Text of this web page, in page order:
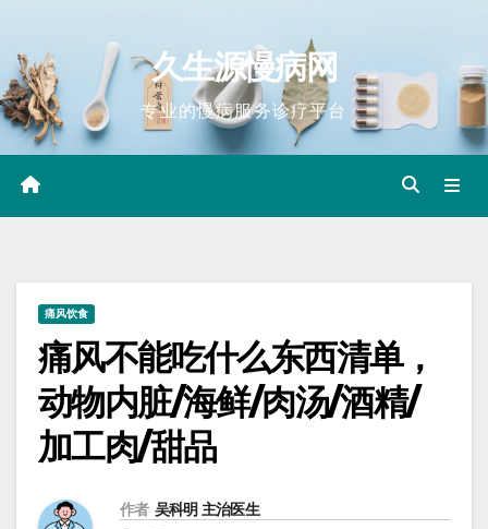
content
久生源慢病网
专业的慢病服务诊疗平台
痛风饮食
痛风不能吃什么东西清单，
动物内脏/海鲜/肉汤/酒精/
加工肉/甜品
作者 吴科明 主治医生